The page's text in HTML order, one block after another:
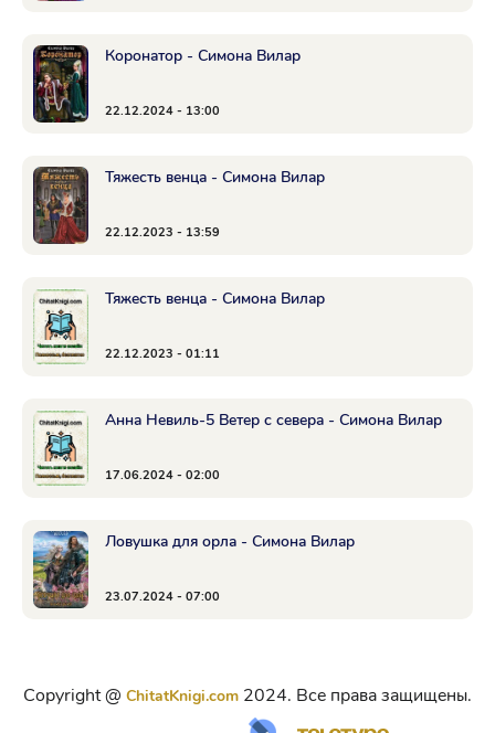
Коронатор - Симона Вилар
22.12.2024 - 13:00
Тяжесть венца - Симона Вилар
22.12.2023 - 13:59
Тяжесть венца - Симона Вилар
22.12.2023 - 01:11
Анна Невиль-5 Ветер с севера - Симона Вилар
17.06.2024 - 02:00
Ловушка для орла - Симона Вилар
23.07.2024 - 07:00
Copyright @ ChitatKnigi.com 2024. Все права защищены.